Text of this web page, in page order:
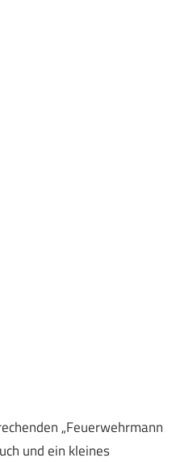
„Feuerwehrmann
und ein kleines